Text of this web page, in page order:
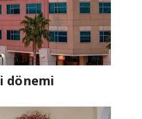
dönemi